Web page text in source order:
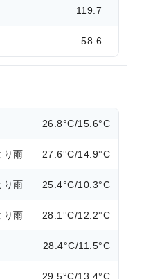
119.7
58.6
26.8°C/15.6°C
り雨 27.6°C/14.9°C
り雨 25.4°C/10.3°C
り雨 28.1°C/12.2°C
28.4°C/11.5°C
29.5°C/13.4°C